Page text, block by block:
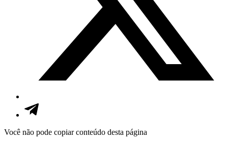
Você não pode copiar conteúdo desta página